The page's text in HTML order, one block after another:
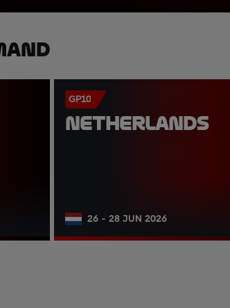
GP10
NETHERLANDS
26 - 28 JUN 2026